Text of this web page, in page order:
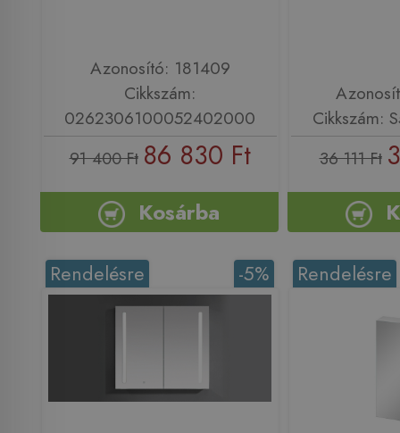
Azonosító: 181409
Cikkszám:
0262306100052402000
91 400 Ft 86 830 Ft
Kosárba
Cikkszám:
36 111 Ft
-5%
Rendelésre Rendelésre